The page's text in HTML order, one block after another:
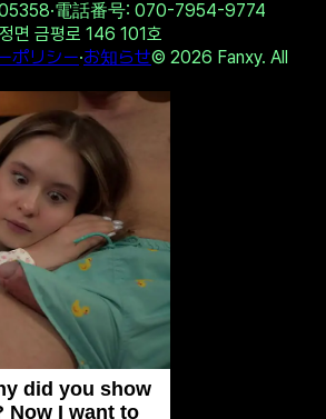
💙 Victoria, 46📍Columbus
us.hookup
ピー
果を見る
·代表者 : 황재근
·電話番号
면 금평로 146 101호
ポリシー お知らせ